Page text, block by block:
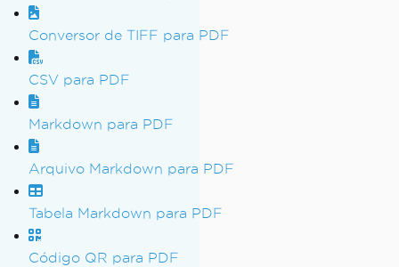
Conversor de TIFF para PDF
CSV para PDF
Markdown para PDF
Arquivo Markdown para PDF
Tabela Markdown para PDF
Código QR para PDF